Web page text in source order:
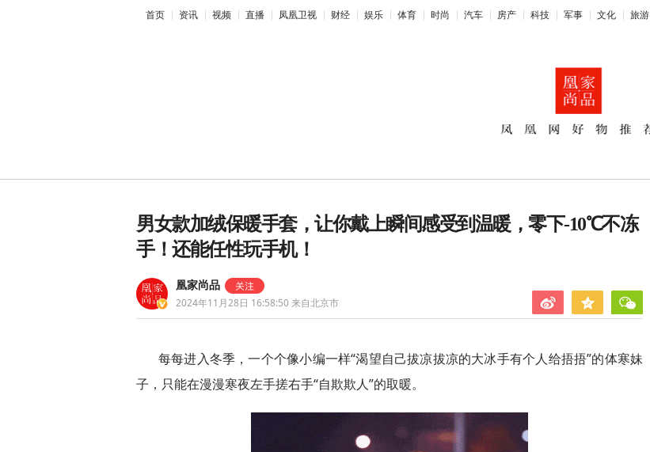
首页 资讯 视频 直播 凤凰卫视 财经 娱乐 体育 时尚 汽车 房产 科技 军事 文化 旅游
男女款加绒保暖手套，让你戴上瞬间感受到温暖，零下-10℃不冻
手！还能任性玩手机！
凰家尚品
2024年11月28日 16:58:50来自北京市
每每进入冬季，一个个像小编一样“渴望自己拔凉拔凉的大冰手有个人给捂捂”的体寒妹
子，只能在漫漫寒夜左手搓右手“自欺欺人”的取暖。
2026央视春晚放大招！